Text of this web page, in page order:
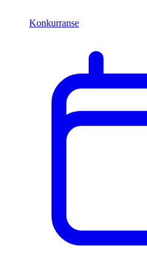
Konkurranse